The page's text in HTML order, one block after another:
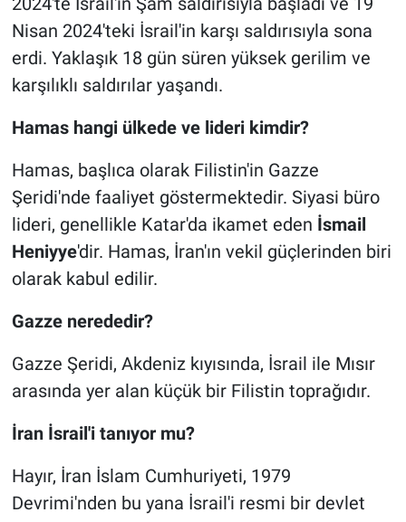
Nisan 2024'teki İsrail'in karşı saldırısıyla sona
erdi. Yaklaşık 18 gün süren yüksek gerilim ve
karşılıklı saldırılar yaşandı.
Hamas hangi ülkede ve lideri kimdir?
Hamas, başlıca olarak Filistin'in Gazze
Şeridi'nde faaliyet göstermektedir. Siyasi büro
lideri, genellikle Katar'da ikamet eden İsmail
Heniyye'dir. Hamas, İran'ın vekil güçlerinden biri
olarak kabul edilir.
Gazze nerededir?
Gazze Şeridi, Akdeniz kıyısında, İsrail ile Mısır
arasında yer alan küçük bir Filistin toprağıdır.
İran İsrail'i tanıyor mu?
Hayır, İran İslam Cumhuriyeti, 1979
Devrimi'nden bu yana İsrail'i resmi bir devlet